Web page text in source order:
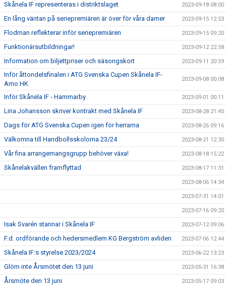
Skånela IF representeras i distriktslaget 2023-09-18 08:00
En lång väntan på seriepremiären är över för våra damer 2023-09-15 12:53
Flodman reflekterar inför seriepremiären 2023-09-15 09:20
Funktionärsutbildningar! 2023-09-12 22:58
Information om biljettpriser och säsongskort 2023-09-11 20:59
Inför åttondelsfinalen i ATG Svenska Cupen Skånela IF-
Amo HK
2023-09-08 00:08
Inför Skånela IF - Hammarby 2023-09-01 00:11
Lina Johansson skriver kontrakt med Skånela IF 2023-08-28 21:45
Dags för ATG Svenska Cupen igen för herrarna 2023-08-26 09:16
Välkomna till Handbollsskolorna 23/24 2023-08-21 12:30
Vår fina arrangemangsgrupp behöver växa! 2023-08-18 15:22
Skånelakvällen framflyttad 2023-08-17 11:31
2023-08-06 14:34
2023-07-31 14:01
2023-07-16 09:20
Isak Svarén stannar i Skånela IF 2023-07-12 09:06
F.d. ordförande och hedersmedlem KG Bergström avliden 2023-07-06 12:44
Skånela IF:s styrelse 2023/2024 2023-06-22 13:23
Glöm inte Årsmötet den 13 juni 2023-05-31 16:38
Årsmöte den 13 juni 2023-05-17 09:03